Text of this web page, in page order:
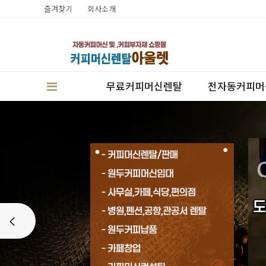
즐겨찾기 회사소개
무료커피머신렌탈 전자동커피머
판매
렌탈
캔시머실링기